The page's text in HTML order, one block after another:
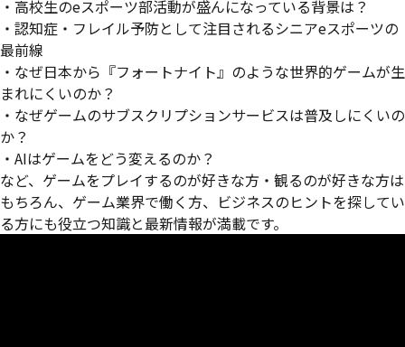
・高校生のeスポーツ部活動が盛んになっている背景は？
・認知症・フレイル予防として注目されるシニアeスポーツの
最前線
・なぜ日本から『フォートナイト』のような世界的ゲームが生
まれにくいのか？
・なぜゲームのサブスクリプションサービスは普及しにくいの
か？
・AIはゲームをどう変えるのか？
など、ゲームをプレイするのが好きな方・観るのが好きな方は
もちろん、ゲーム業界で働く方、ビジネスのヒントを探してい
る方にも役立つ知識と最新情報が満載です。